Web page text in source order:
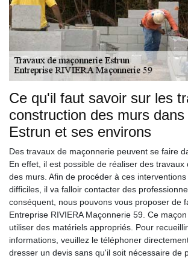
Ce qu'il faut savoir sur les
construction des murs
Estrun et ses environs
Des travaux de maçonnerie peuvent se faire
En effet, il est possible de réaliser des travaux
des murs. Afin de procéder à ces
difficiles, il va falloir contacter des
conséquent, nous pouvons vous proposer de
Entreprise RIVIERA Maçonnerie 59. Ce
utiliser des matériels appropriés. Pour
informations, veuillez le téléphoner
dresser un devis sans qu'il soit nécessaire de